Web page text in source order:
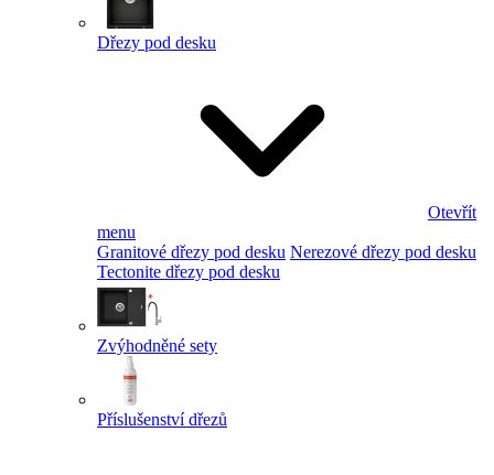
Dřezy pod desku
Otevřít
menu
Granitové dřezy pod desku Nerezové dřezy pod desku
Tectonite dřezy pod desku
Zvýhodněné sety
Příslušenství dřezů